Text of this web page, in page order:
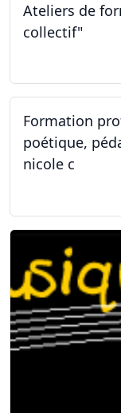
Ateliers de
collectif"
Formation
poétique,
nicole c